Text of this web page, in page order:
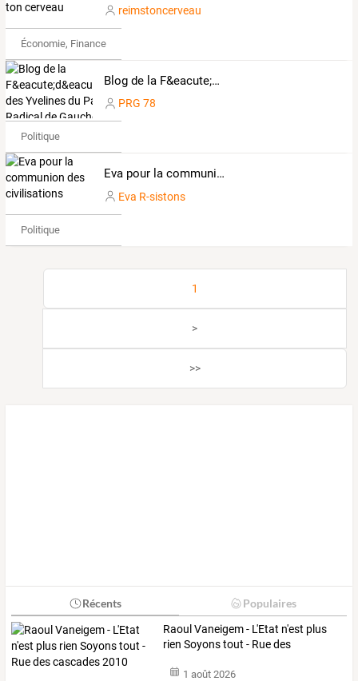
reimstoncerveau
Économie, Finance & Droit
Blog de la F&eacute;d&eacute;ration des Yvelines du Parti Radical de Gauche (PRG)
PRG 78
Politique
Eva pour la communion des civilisations
Eva R-sistons
Politique
1
>
>>
Récents Populaires
Raoul Vaneigem- L'Etat n'est plus
rien Soyonstout - Ruedes
1 août 2026